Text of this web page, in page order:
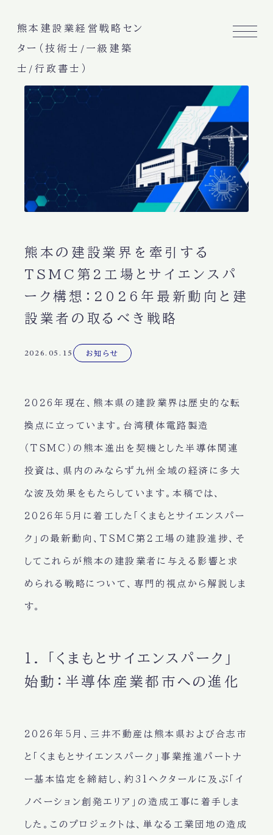
熊本建設業経営戦略セン
ター（技術士/一級建築
士/行政書士）
熊本の建設業界を牽引する
TSMC第2工場とサイエンスパ
ーク構想：2026年最新動向と建
設業者の取るべき戦略
2026.05.15 お知らせ
2026年現在、熊本県の建設業界は歴史的な転
換点に立っています。台湾積体電路製造
（TSMC）の熊本進出を契機とした半導体関連
投資は、県内のみならず九州全域の経済に多大
な波及効果をもたらしています。本稿では、
2026年5月に着工した「くまもとサイエンスパー
ク」の最新動向、TSMC第2工場の建設進捗、そ
してこれらが熊本の建設業者に与える影響と求
められる戦略について、専門的視点から解説しま
す。
1. 「くまもとサイエンスパーク」
始動：半導体産業都市への進化
2026年5月、三井不動産は熊本県および合志市
と「くまもとサイエンスパーク」事業推進パートナ
ー基本協定を締結し、約31ヘクタールに及ぶ「イ
ノベーション創発エリア」の造成工事に着手しま
した。このプロジェクトは、単なる工業団地の造成